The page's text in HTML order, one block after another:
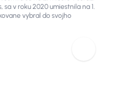
zase výrazne
Vyplýva to
skupiny AURES
v roku 2020 umiestnila na 1.
vybral do svojho